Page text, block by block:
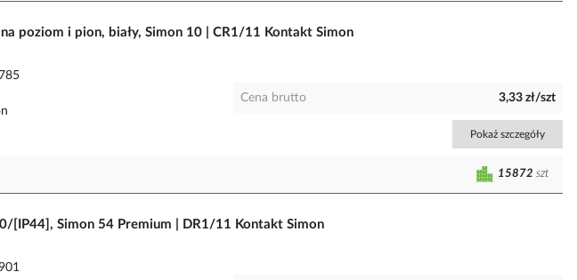
poziom i pion, biały, Simon 10 | CR1/11 Kontakt Simon
Cena brutto 3,33 zł/szt
Pokaż szczegóły
15872 szt
[IP44], Simon 54 Premium | DR1/11 Kontakt Simon